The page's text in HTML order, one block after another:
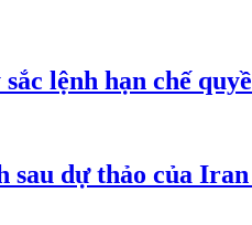
lệnh hạn chế
sau dự thảo của